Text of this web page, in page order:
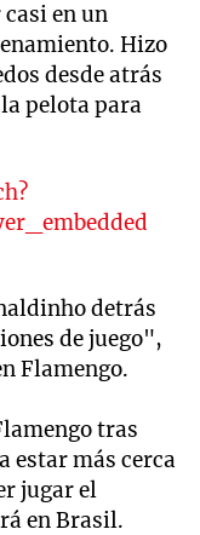
en un
Hizo
desde atrás
pelota para
detrás
de juego",
Flamengo.
tras
estar más cerca
jugar el
en Brasil.